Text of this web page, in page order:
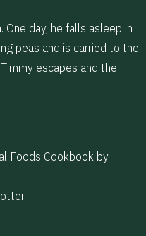
day, he falls asleep in
peas and is carried to the
escapes and the
Foods Cookbook by